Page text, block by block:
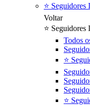
⭐ Seguidores
Voltar
⭐ Seguidores
Todos
⭐
⭐